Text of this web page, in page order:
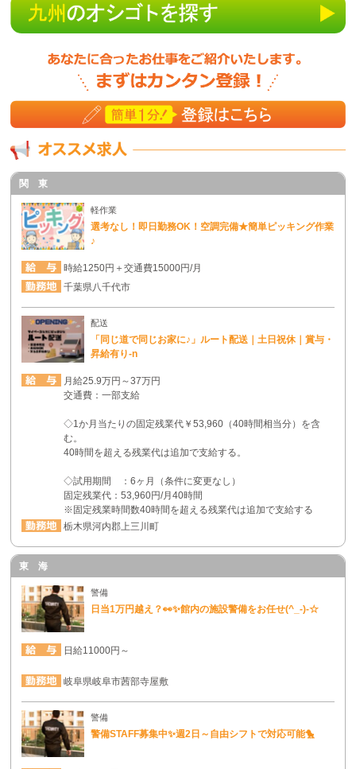
関 東
軽作業
選考なし！即日勤務OK！空調完備★簡単ピッキング作業
♪
時給1250円＋交通費15000円/月
千葉県八千代市
配送
「同じ道で同じお家に♪」ルート配送｜土日祝休｜賞与・
昇給有り-n
月給25.9万円～37万円
交通費：一部支給
◇1か月当たりの固定残業代￥53,960（40時間相当分）を含
む。
40時間を超える残業代は追加で支給する。
◇試用期間 ：6ヶ月（条件に変更なし）
固定残業代：53,960円/月40時間
※固定残業時間数40時間を超える残業代は追加で支給する
栃木県河内郡上三川町
東 海
警備
日当1万円越え？👀✨館内の施設警備をお任せ(^_-)-☆
日給11000円～
岐阜県岐阜市茜部寺屋敷
警備
警備STAFF募集中✨週2日～自由シフトで対応可能🐤